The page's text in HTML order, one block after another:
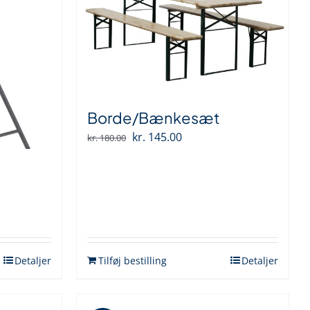
Detaljer
Borde/Bænkesæt
kr.180.00 Den
kr. 145.00Den
Tilføj bestilling Detaljer